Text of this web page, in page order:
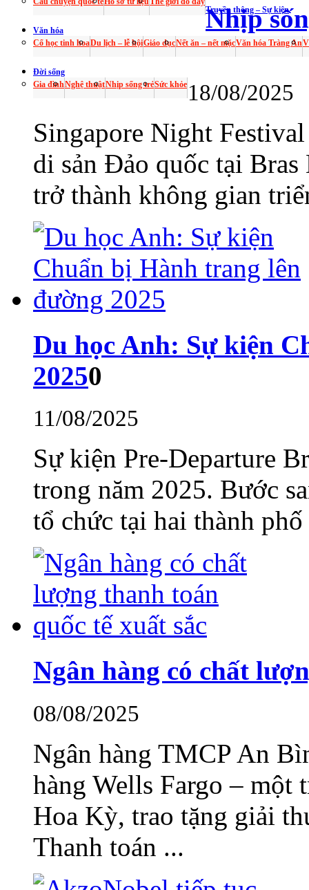
Truyền thông – Sự kiện
Văn hóa
Cổ học tinh hoaDu lịch – lễ hộiGiáo dụcNết ăn – nết mặcVăn hóa Tràng An
Đời sống
Gia đìnhNghệ thuậtNhịp sống trẻSức khỏe
Nhịp
18/08/2025
Singapore Night
di sản Đảo quốc tại
trở thành không gian
Du học Anh: Sự kiện
20250
11/08/2025
Sự kiện Pre-Departure
trong năm 2025. Bước
tổ chức tại hai thành
Ngân hàng có chất
08/08/2025
Ngân hàng TMCP An
hàng Wells Fargo – một
Hoa Kỳ, trao tặng giải
Thanh toán ...